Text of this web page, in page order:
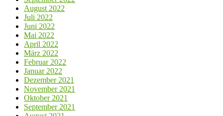
August 2022
Juli 2022
Juni 2022
Mai 2022
April 2022
März 2022
Februar 2022
Januar 2022
Dezember 2021
November 2021
Oktober 2021
September 2021